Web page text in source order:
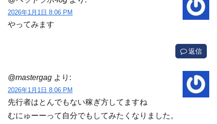
2026年1月1日 8:06 PM
やってみます
返信
@mastergag より:
2026年1月1日 8:06 PM
先行者はとんでもない稼ぎ方してますね
むにゅーーって自分でもしてみたくなりました。